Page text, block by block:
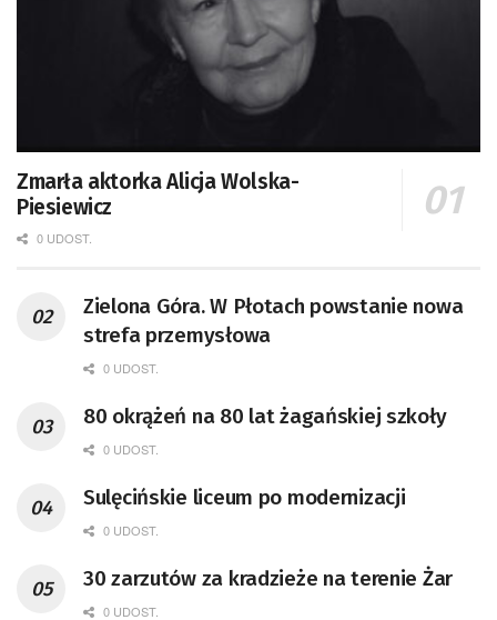
Zmarła aktorka Alicja Wolska-
Piesiewicz
0 UDOST.
Zielona Góra. W Płotach powstanie nowa
strefa przemysłowa
0 UDOST.
80 okrążeń na 80 lat żagańskiej szkoły
0 UDOST.
Sulęcińskie liceum po modernizacji
0 UDOST.
30 zarzutów za kradzieże na terenie Żar
0 UDOST.